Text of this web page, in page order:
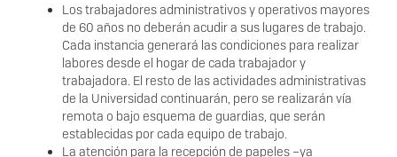
Los trabajadores administrativos y operativos mayores
de 60 años no deberán acudir a sus lugares de trabajo.
Cada instancia generará las condiciones para realizar
labores desde el hogar de cada trabajador y
trabajadora. El resto de las actividades administrativas
de la Universidad continuarán, pero se realizarán vía
remota o bajo esquema de guardias, que serán
establecidas por cada equipo de trabajo.
La atención para la recepción de papeles –ya